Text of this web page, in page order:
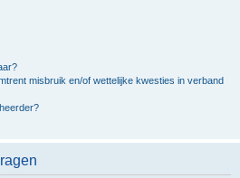
misbruik en/of wettelijke kwesties in verband